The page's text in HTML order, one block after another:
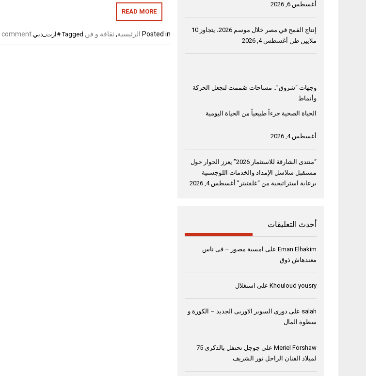
READ MORE
Posted in الرئيسية,ثقافة و فن Tagged #ارت_دبي comment
أغسطس 6, 2026
إنتاج القمح في مصر خلال موسم 2026، يتجاوز 10
ملايين طن أغسطس 4, 2026
وجهات “شروق”.. مساحات صُممت لتجعل الحركة
وأنماط
الحياة الصحية جزءاً طبيعياً من الحياة اليومية
أغسطس 4, 2026
“منتدى الشارقة للاستثمار 2026” يعزز الحوار حول
مستقبل سلاسل الإمداد والخدمات اللوجستية
برعاية استراتيجية من “غلفتينر” أغسطس 4, 2026
أحدث التعليقات
Eman Elhakim على امسية مصور – فى ناس
معندهاش ذوق
Khouloud yousry على استغلال
salah على دورى السوبر الاوربى الجديد – الكورة و
سطوة المال
Meriel Forshaw على
جوجل تحتفل بالذكرى 75
لميلاد الفنان الراحل نور الشريف